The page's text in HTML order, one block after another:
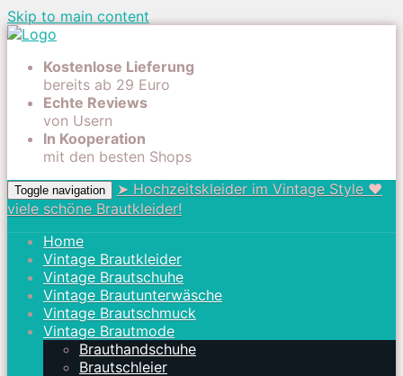
Skip to main content
Kostenlose Lieferung
bereits ab 29 Euro
Echte Reviews
von Usern
In Kooperation
mit den besten Shops
Toggle navigation
➤ Hochzeitskleider im Vintage Style ❤
viele schöne Brautkleider!
Home
Vintage Brautkleider
Vintage Brautschuhe
Vintage Brautunterwäsche
Vintage Brautschmuck
Vintage Brautmode
Brauthandschuhe
Brautschleier